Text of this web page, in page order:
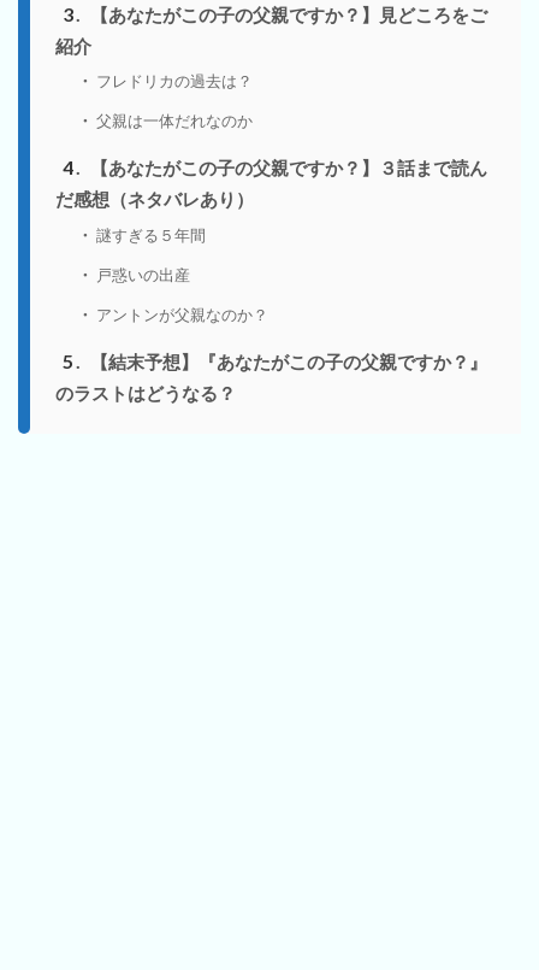
3
【あなたがこの子の父親ですか？】見どころをご
紹介
フレドリカの過去は？
父親は一体だれなのか
4
【あなたがこの子の父親ですか？】３話まで読ん
だ感想（ネタバレあり）
謎すぎる５年間
戸惑いの出産
アントンが父親なのか？
5
【結末予想】『あなたがこの子の父親ですか？』
のラストはどうなる？